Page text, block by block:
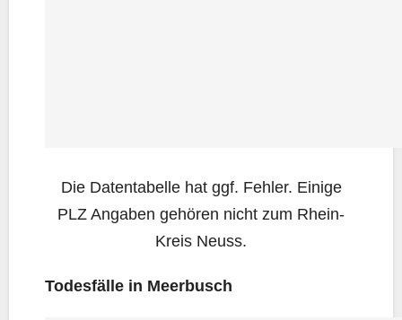
Die Daten­ta­bel­le hat ggf. Feh­ler. Eini­ge
PLZ Anga­ben gehö­ren nicht zum Rhein-
Kreis Neuss.
Todes­fäl­le in Meerbusch